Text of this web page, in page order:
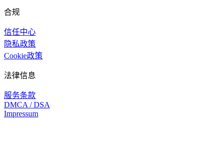
合规
信任中心
隐私政策
Cookie政策
法律信息
服务条款
DMCA / DSA
Impressum